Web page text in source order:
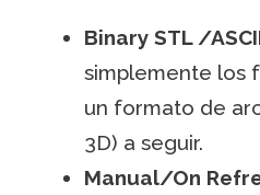
Binary STL /
simplemente los
un formato de
3D) a seguir.
Manual/On